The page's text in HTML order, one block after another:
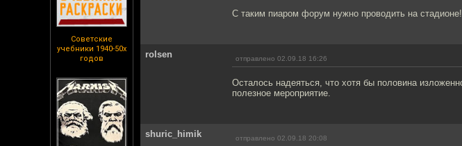
Советские
учебники 1940-50х
годов
С таким пиаром форум нужно проводить на стадионе!
rolsen отправлено 02.09.18 16:26
Осталось надеяться, что хотя бы половина
полезное мероприятие.
shuric_himik отправлено 02.09.18 20:08